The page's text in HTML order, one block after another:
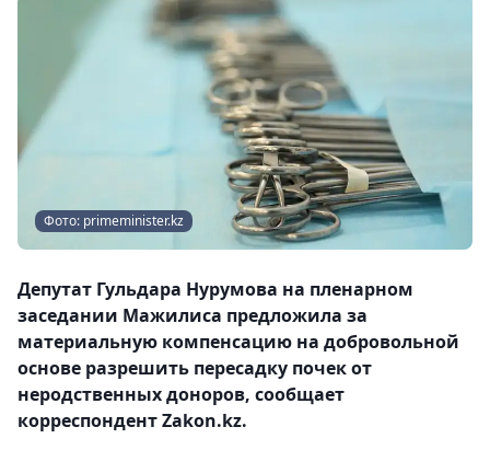
Фото: primeminister.kz
Депутат Гульдара Нурумова на пленарном
заседании Мажилиса предложила за
материальную компенсацию на добровольной
основе разрешить пересадку почек от
неродственных доноров, сообщает
корреспондент Zakon.kz.